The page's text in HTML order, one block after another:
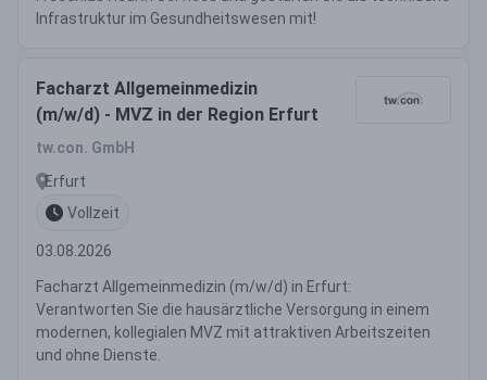
Infrastruktur im Gesundheitswesen mit!
Facharzt Allgemeinmedizin
(m/w/d) - MVZ in der Region Erfurt
tw.con. GmbH
Erfurt
Vollzeit
03.08.2026
Facharzt Allgemeinmedizin (m/w/d) in Erfurt:
Verantworten Sie die hausärztliche Versorgung in einem
modernen, kollegialen MVZ mit attraktiven Arbeitszeiten
und ohne Dienste.